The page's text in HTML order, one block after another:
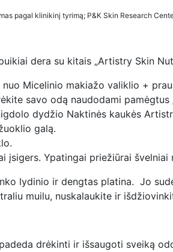
pagal klinikinį tyrimą; P&K Skin Research
dera su kitais „Artistry Skin
nuo Micelinio makiažo valiklio +
savo odą naudodami pamėgtus
dydžio Naktinės kaukės
galą.
įsigers. Ypatingai priežiūrai
lydinio ir dengtas platina. Jo
muilu, nuskalaukite ir
padeda drėkinti ir išsaugoti sveiką